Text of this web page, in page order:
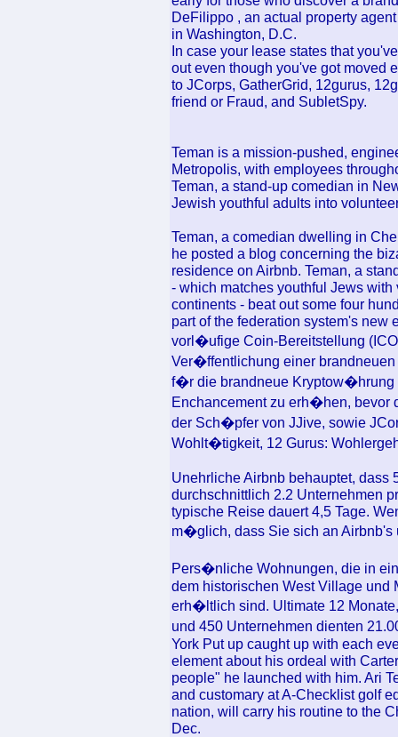
DeFilippo , an actual property
in Washington, D.C.
In case your lease states that
out even though you've got moved
to JCorps, GatherGrid, 12gurus,
friend or Fraud, and SubletSpy.
Teman is a mission-pushed,
Metropolis, with employees
Teman, a stand-up comedian in
Jewish youthful adults into
Teman, a comedian dwelling in
he posted a blog concerning the
residence on Airbnb. Teman, a
- which matches youthful Jews
continents - beat out some four
part of the federation system's new
vorl�ufige Coin-Bereitstellung
Ver�ffentlichung einer
f�r die brandneue Kryptow�hrung
Enchancement zu erh�hen, bevor
der Sch�pfer von JJive, sowie
Wohlt�tigkeit, 12 Gurus:
Unehrliche Airbnb behauptet, dass
durchschnittlich 2.2 Unternehmen
typische Reise dauert 4,5 Tage.
m�glich, dass Sie sich an Airbnb's
Pers�nliche Wohnungen, die in
dem historischen West Village und
erh�ltlich sind. Ultimate 12
und 450 Unternehmen dienten
York Put up caught up with each
element about his ordeal with
people" he launched with him. Ari
and customary at A-Checklist golf
nation, will carry his routine to the
Dec.